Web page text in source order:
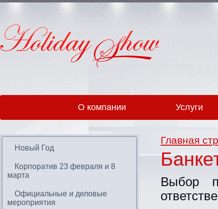
О компании Услуги
Новый Год
Корпоратив 23 февраля и 8
марта
Официальные и деловые
мероприятия
Главная
Выбор